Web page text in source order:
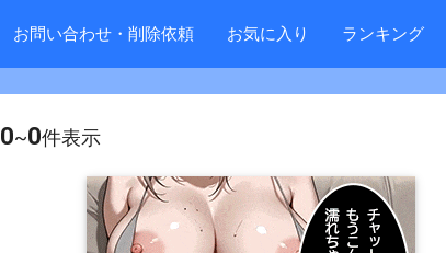
お問い合わせ・削除依頼 お気に入り ランキング
0~0件表示